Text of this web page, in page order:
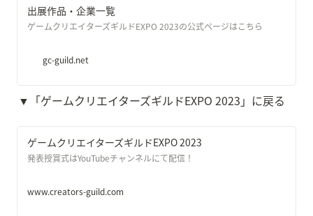
出展作品・企業一覧
ゲームクリエイターズギルドEXPO 2023の公式ページはこちら
gc-guild.net
▼「ゲームクリエイターズギルドEXPO 2023」に戻る
ゲームクリエイターズギルドEXPO 2023
発表授賞式はYouTubeチャンネルにて配信！
www.creators-guild.com